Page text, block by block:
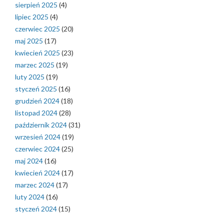
sierpień 2025 (4)
lipiec 2025 (4)
czerwiec 2025 (20)
maj 2025 (17)
kwiecień 2025 (23)
marzec 2025 (19)
luty 2025 (19)
styczeń 2025 (16)
grudzień 2024(18)
listopad 2024(28)
październik 2024(31)
wrzesień 2024(19)
czerwiec 2024(25)
maj 2024(16)
kwiecień 2024(17)
marzec 2024(17)
luty 2024(16)
styczeń 2024(15)